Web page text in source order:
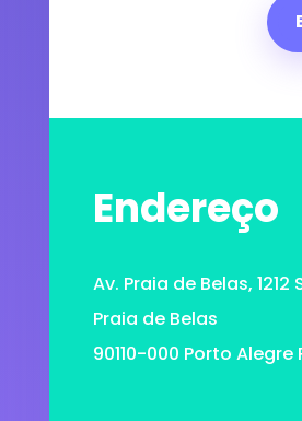
Endereço
Av. Praia de Belas, 1212
Praia de Belas
90110-000 Porto Alegre